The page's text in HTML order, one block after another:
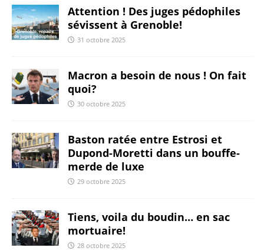
Attention ! Des juges pédophiles
sévissent à Grenoble!
31 octobre 2025
Macron a besoin de nous ! On fait
quoi?
30 octobre 2025
Baston ratée entre Estrosi et
Dupond-Moretti dans un bouffe-
merde de luxe
29 octobre 2025
Tiens, voila du boudin… en sac
mortuaire!
28 octobre 2025